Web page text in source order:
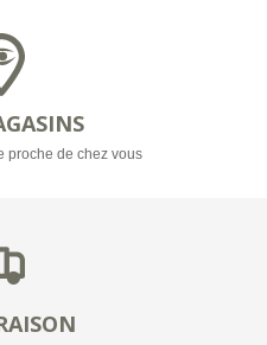
proche de chez vous